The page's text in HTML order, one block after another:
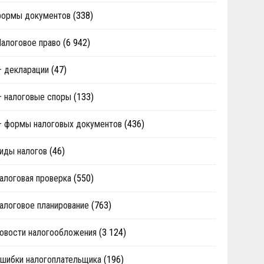
документов (338)
право (6 942)
декларации (47)
налоговые споры (133)
формы налоговых документов (436)
налогов (46)
проверка (550)
планирование (763)
налогообложения (3 124)
налогоплательщика (196)